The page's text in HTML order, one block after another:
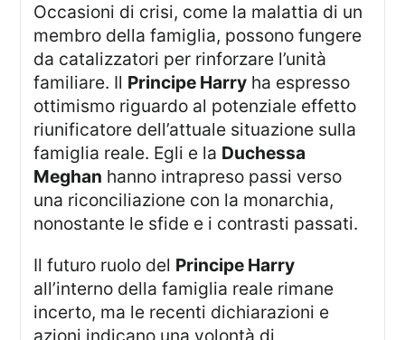
Occasioni di crisi, come la malattia di un
membro della famiglia, possono fungere
da catalizzatori per rinforzare l’unità
familiare. Il Principe Harry ha espresso
ottimismo riguardo al potenziale effetto
riunificatore dell’attuale situazione sulla
famiglia reale. Egli e la Duchessa
Meghan hanno intrapreso passi verso
una riconciliazione con la monarchia,
nonostante le sfide e i contrasti passati.
Il futuro ruolo del Principe Harry
all’interno della famiglia reale rimane
incerto, ma le recenti dichiarazioni e
azioni indicano una volontà di